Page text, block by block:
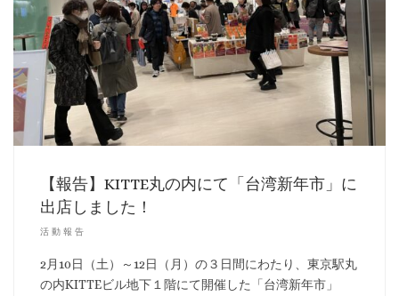
【報告】KITTE丸の内にて「台湾新年市」に
出店しました！
活動報告
2月10日（土）～12日（月）の３日間にわたり、東京駅丸
の内KITTEビル地下１階にて開催した「台湾新年市」